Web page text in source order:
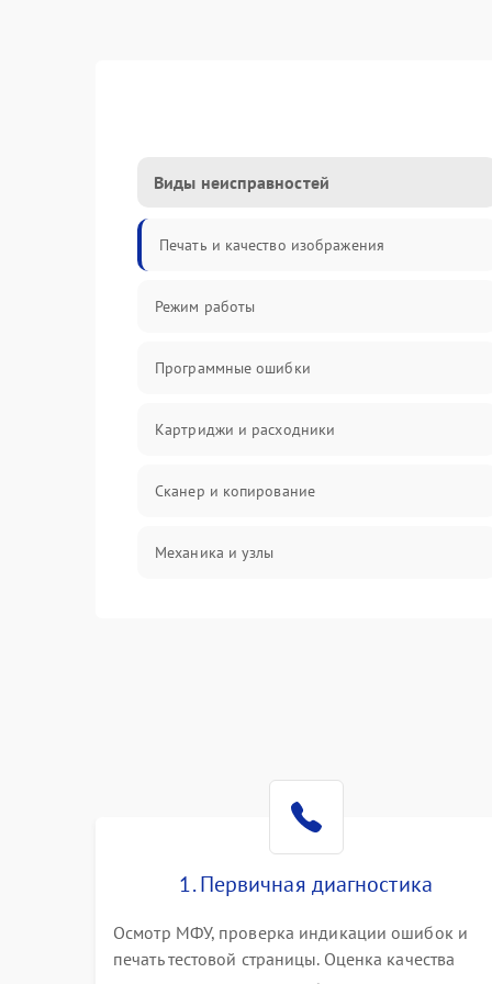
Виды неисправностей
Печать и качество изображения
Режим работы
Программные ошибки
Картриджи и расходники
Сканер и копирование
Механика и узлы
Проблемы с механикой
1. Первичная диагностика
Осмотр МФУ, проверка индикации ошибок и
печать тестовой страницы. Оценка качества